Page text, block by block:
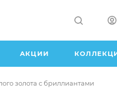
АКЦИИ
золота с бриллиантами